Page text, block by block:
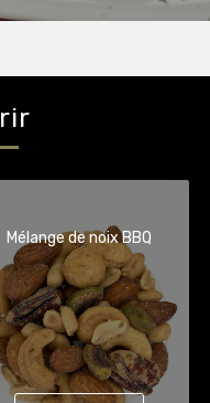
Mélange de noix BBQ